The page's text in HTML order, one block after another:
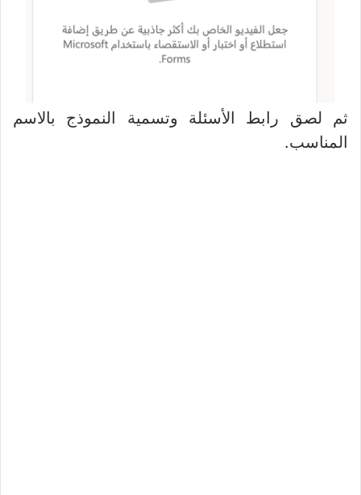
ثم لصق رابط الأسئلة وتسمية النموذج بالاسم
المناسب.